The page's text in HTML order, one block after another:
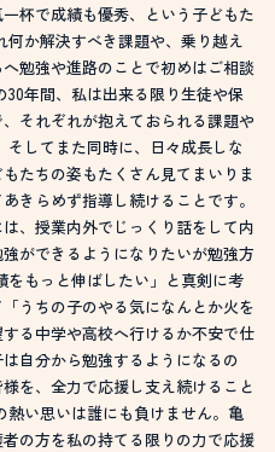
杯で成績も優秀、という子どもた
か解決すべき課題や、乗り越え
勉強や進路のことで初めはご相談
年間、私は出来る限り生徒や保
それぞれが抱えておられる課題や
してまた同時に、日々成長しな
たちの姿もたくさん見てまいりま
きらめず指導し続けることです。
、授業内外でじっくり話をして内
ができるようになりたいが勉強方
もっと伸ばしたい」と真剣に考
うちの子のやる気になんとか火を
る中学や高校へ行けるか不安で仕
自分から勉強するようになるの
を、全力で応援し支え続けること
い思いは誰にも負けません。亀
の方を私の持てる限りの力で応援